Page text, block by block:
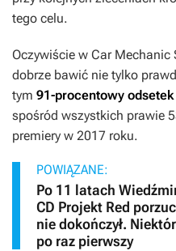
tego celu.
Oczywiście w Car Mechanic
dobrze bawić nie tylko
tym 91-procentowy
spośród wszystkich prawie
premiery w 2017 roku.
POWIĄZANE:
Po 11 latach
CD Projekt Red
nie dokończył.
po raz pierwszy